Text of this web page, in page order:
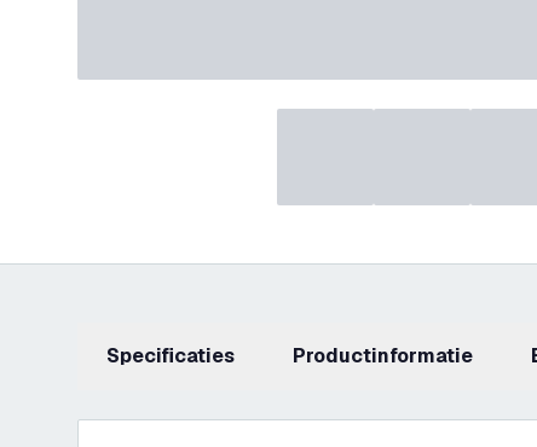
Specificaties productinformatie